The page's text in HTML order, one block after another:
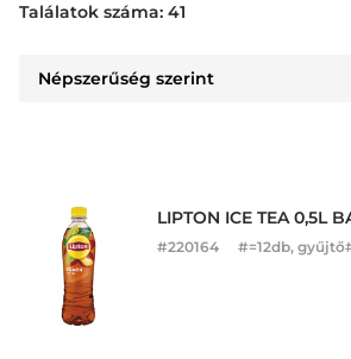
Találatok száma: 41
LIPTON ICE TEA 0,5L
#220164 #=12db,